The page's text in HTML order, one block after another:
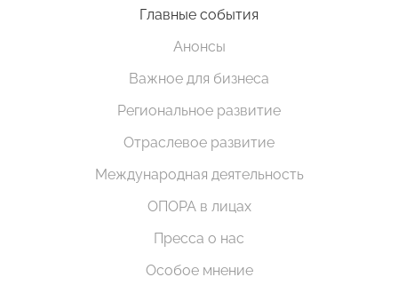
Главные события
Анонсы
Важное для бизнеса
Региональное развитие
Отраслевое развитие
Международная деятельность
ОПОРА в лицах
Пресса о нас
Особое мнение